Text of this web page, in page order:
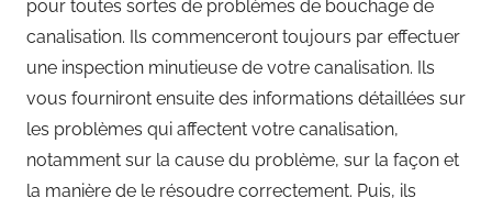
pour toutes sortes de problèmes de bouchage de
canalisation. Ils commenceront toujours par effectuer
une inspection minutieuse de votre canalisation. Ils
vous fourniront ensuite des informations détaillées sur
les problèmes qui affectent votre canalisation,
notamment sur la cause du problème, sur la façon et
la manière de le résoudre correctement. Puis, ils